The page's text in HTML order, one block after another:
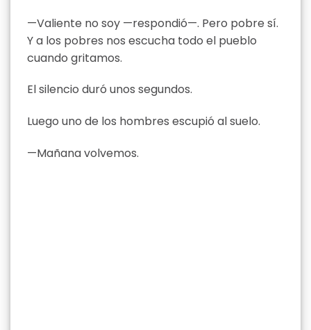
—Valiente no soy —respondió—. Pero pobre sí.
Y a los pobres nos escucha todo el pueblo
cuando gritamos.
El silencio duró unos segundos.
Luego uno de los hombres escupió al suelo.
—Mañana volvemos.